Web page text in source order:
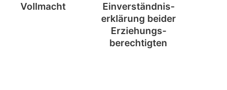
Vollmacht
Einverständnis­
erklärung beider
Erziehungs­
berechtigten